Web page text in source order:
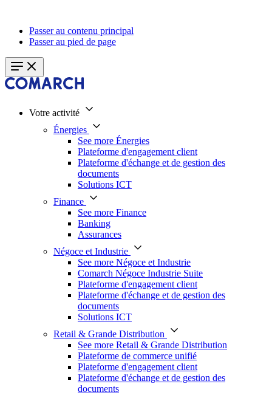
Passer au contenu principal
Passer au pied de page
Votre activité
Énergies
See more Énergies
Plateforme d'engagement client
Plateforme d'échange et de gestion des
documents
Solutions ICT
Finance
See more Finance
Banking
Assurances
Négoce et Industrie
See more Négoce et Industrie
Comarch Négoce Industrie Suite
Plateforme d'engagement client
Plateforme d'échange et de gestion des
documents
Solutions ICT
Retail & Grande Distribution
See more Retail & Grande Distribution
Plateforme de commerce unifié
Plateforme d'engagement client
Plateforme d'échange et de gestion des
documents